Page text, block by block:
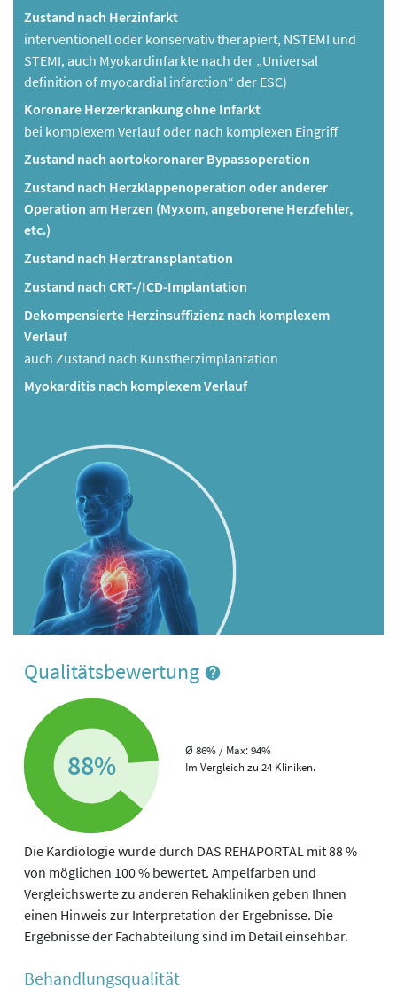
Zustand nach Herzinfarkt
interventionell oder konservativ therapiert, NSTEMI und
STEMI, auch Myokardinfarkte nach der „Universal
definition of myocardial infarction“ der ESC)
Koronare Herzerkrankung ohne Infarkt
bei komplexem Verlauf oder nach komplexen Eingriff
Zustand nach aortokoronarer Bypassoperation
Zustand nach Herzklappenoperation oder anderer
Operation am Herzen (Myxom, angeborene Herzfehler,
etc.)
Zustand nach Herztransplantation
Zustand nach CRT-/ICD-Implantation
Dekompensierte Herzinsuffizienz nach komplexem
Verlauf
auch Zustand nach Kunstherzimplantation
Myokarditis nach komplexem Verlauf
Qualitätsbewertung
88%
Ø 86% / Max: 94%
Im Vergleich zu 24 Kliniken.
Die Kardiologie wurde durch DAS REHAPORTAL mit 88 %
von möglichen 100 % bewertet. Ampelfarben und
Vergleichswerte zu anderen Rehakliniken geben Ihnen
einen Hinweis zur Interpretation der Ergebnisse. Die
Ergebnisse der Fachabteilung sind im Detail einsehbar.
Behandlungs­qualität